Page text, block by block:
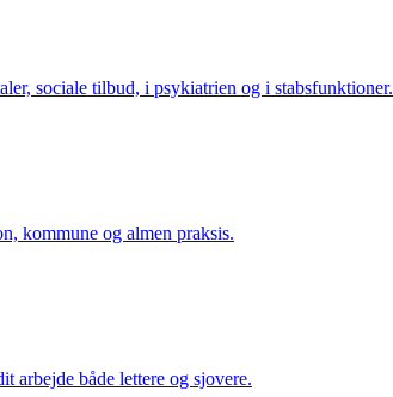
sociale tilbud, i psykiatrien og i stabsfunktioner.
kommune og almen praksis.
både lettere og sjovere.